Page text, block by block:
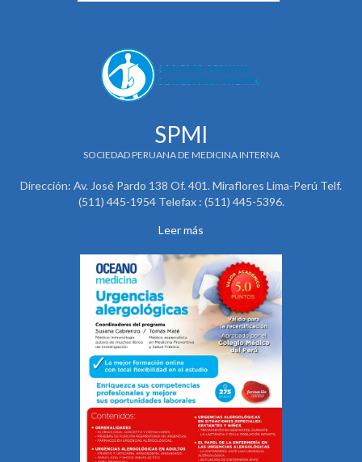
SPMI
SOCIEDAD PERUANA DE MEDICINA INTERNA
Dirección: Av. José Pardo 138 Of. 401. Miraflores Lima-Perú Telf.
(511) 445-1954 Telefax : (511) 445-5396.
Leer más